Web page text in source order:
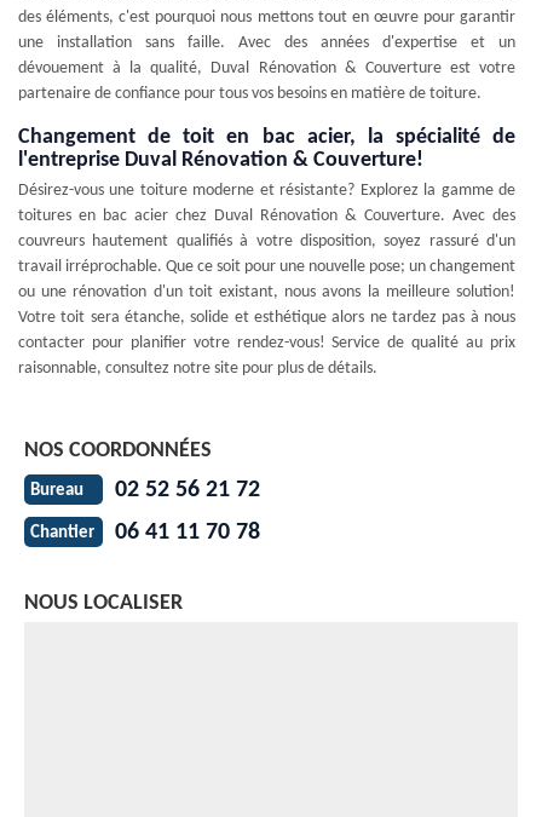
des éléments, c'est pourquoi nous mettons tout en œuvre pour garantir
une installation sans faille. Avec des années d'expertise et un
dévouement à la qualité, Duval Rénovation & Couverture est votre
partenaire de confiance pour tous vos besoins en matière de toiture.
Changement de toit en bac acier, la spécialité de
l'entreprise Duval Rénovation & Couverture!
Désirez-vous une toiture moderne et résistante? Explorez la gamme de
toitures en bac acier chez Duval Rénovation & Couverture. Avec des
couvreurs hautement qualifiés à votre disposition, soyez rassuré d'un
travail irréprochable. Que ce soit pour une nouvelle pose; un changement
ou une rénovation d'un toit existant, nous avons la meilleure solution!
Votre toit sera étanche, solide et esthétique alors ne tardez pas à nous
contacter pour planifier votre rendez-vous! Service de qualité au prix
raisonnable, consultez notre site pour plus de détails.
NOS COORDONNÉES
Bureau 02 52 56 21 72
Chantier 06 41 11 70 78
NOUS LOCALISER